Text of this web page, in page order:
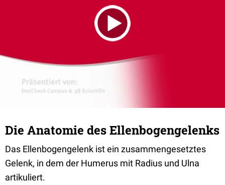
Die Anatomie des Ellenbogengelenks
Das Ellenbogengelenk ist ein zusammengesetztes
Gelenk, in dem der Humerus mit Radius und Ulna
artikuliert.